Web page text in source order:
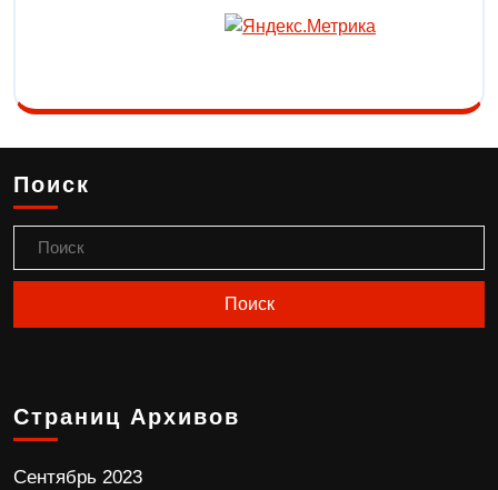
Поиск
Страниц Архивов
Сентябрь 2023